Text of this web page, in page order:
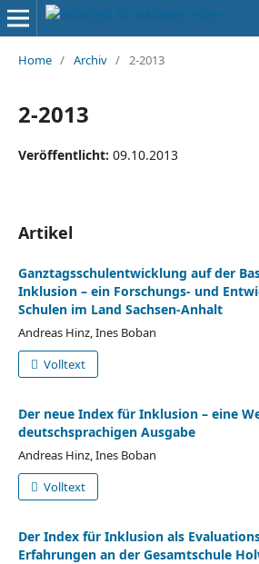
Home / Archiv / 2-2013
2-2013
Veröffentlicht: 09.10.2013
Artikel
Ganztagsschulentwicklung auf der
Inklusion – ein Forschungs- und
Schulen im Land Sachsen-Anhalt
Andreas Hinz, Ines Boban
Volltext
Der neue Index für Inklusion – eine
deutschsprachigen Ausgabe
Andreas Hinz, Ines Boban
Volltext
Der Index für Inklusion als
Erfahrungen an der Gesamtschule